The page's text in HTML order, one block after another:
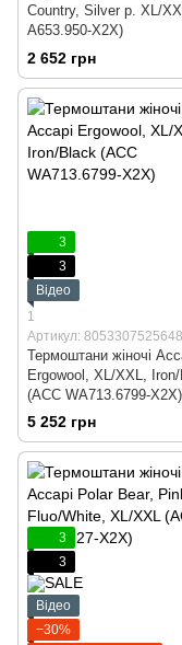
Country, Silver р. XL/
А653.950-X2X)
2 652 грн
3
3
Відео
1
Артикул: 8053307525648
Термоштани жіночі
Ergowool, XL/XXL,
(ACC WА713.6799-X2X)
5 252 грн
3
3
Відео
−30%